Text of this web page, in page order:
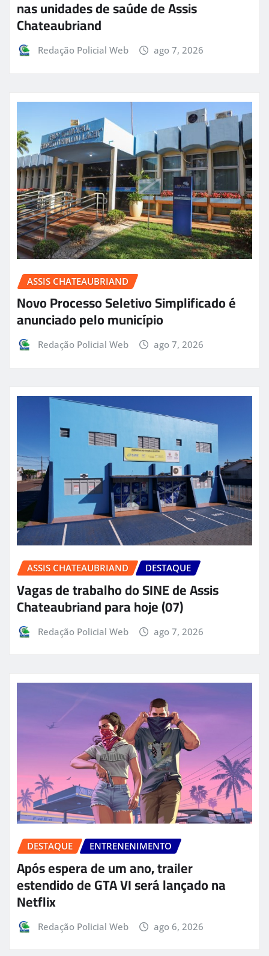
nas unidades de saúde de Assis
Chateaubriand
Redação Policial Web ago 7, 2026
ASSIS CHATEAUBRIAND
Novo Processo Seletivo Simplificado é
anunciado pelo município
Redação Policial Web ago 7, 2026
ASSIS CHATEAUBRIAND DESTAQUE
Vagas de trabalho do SINE de Assis
Chateaubriand para hoje (07)
Redação Policial Web ago 7, 2026
DESTAQUE ENTRENENIMENTO
Após espera de um ano, trailer
estendido de GTA VI será lançado na
Netflix
Redação Policial Web ago 6, 2026